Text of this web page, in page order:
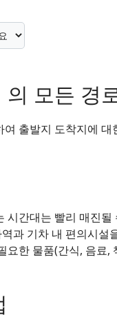
모든 경
여 출발지 도착지에
시간대는 빨리 매진
과 기차 내 편의시설
요한 물품(간식, 음료,